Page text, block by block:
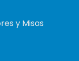
y Misas